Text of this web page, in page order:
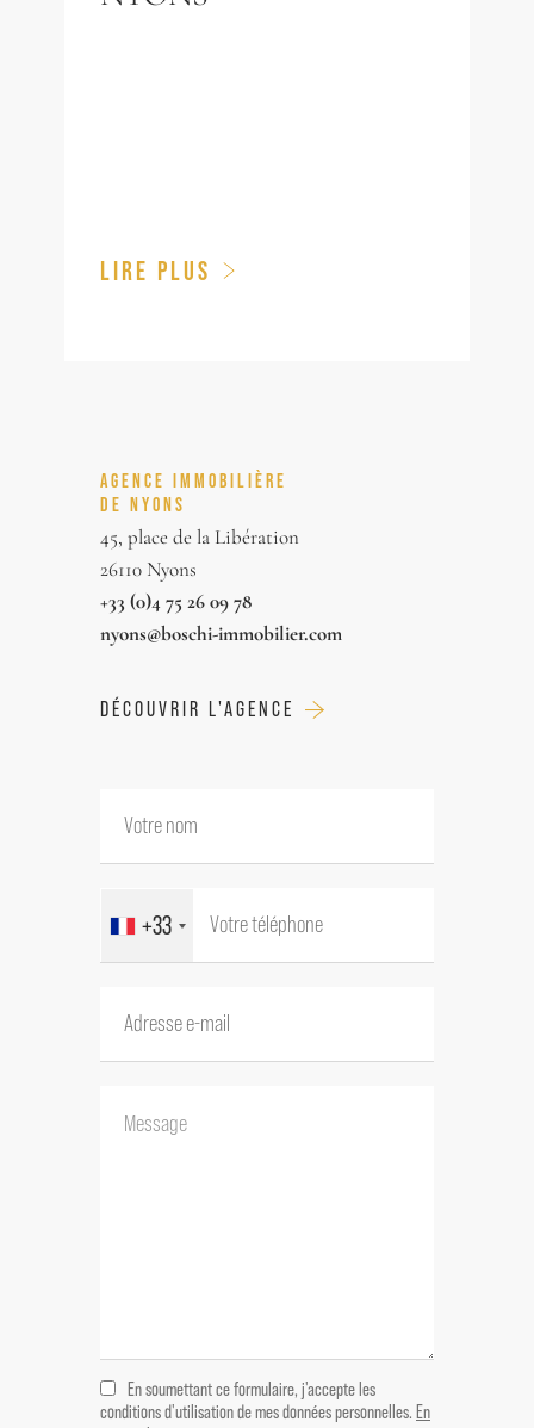
LIRE PLUS
AGENCE IMMOBILIÈRE
DE NYONS
45, place de la Libération
26110 Nyons
+33 (0)4 75 26 09 78
nyons@boschi-immobilier.com
DÉCOUVRIR L'AGENCE
+33
En soumettant ce formulaire, j'accepte les
conditions d'utilisation de mes données personnelles. En